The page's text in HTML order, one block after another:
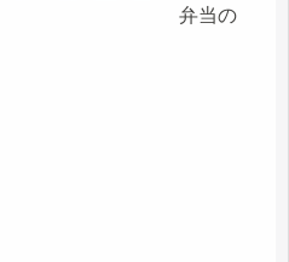
弁当の